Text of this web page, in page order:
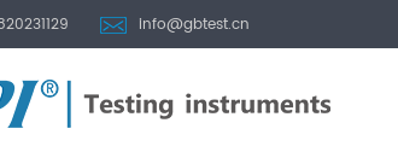
info@gbtest.cn